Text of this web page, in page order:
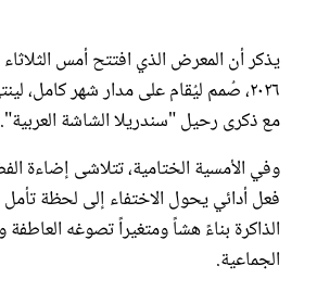
٢٠٢٦، صُمم ليُقام على مدار شهر كامل،
مع ذكرى رحيل "سندريلا الشاشة العربية".
وفي الأمسية الختامية، تتلاشى إضاءة
فعل أدائي يحول الاختفاء إلى لحظة تأمل
الذاكرة بناءً هشاً ومتغيراً تصوغه
الجماعية.